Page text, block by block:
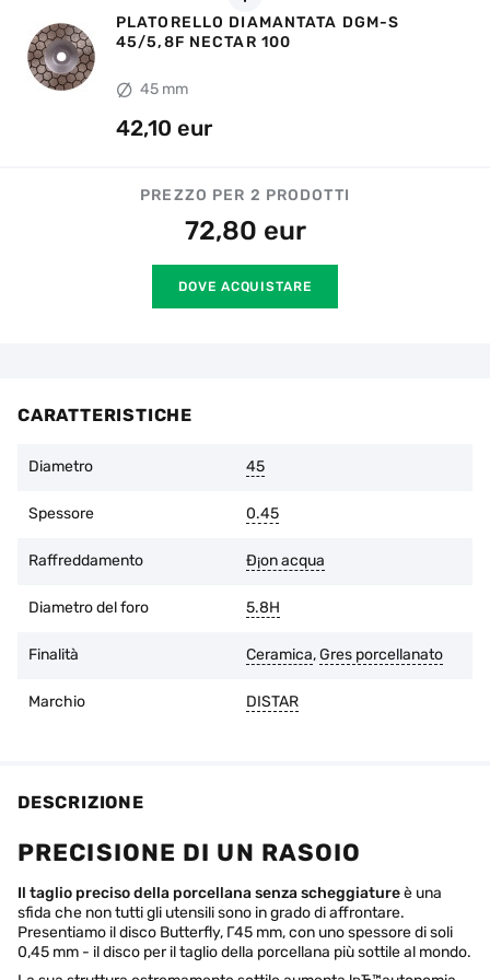
PLATORELLO DIAMANTATA DGM-S
45/5,8F NECTAR 100
45 mm
42,10 eur
PREZZO PER 2 PRODOTTI
72,80 eur
DOVE ACQUISTARE
CARATTERISTICHE
Diametro 45
Spessore 0.45
Raffreddamento Ð¡on acqua
Diametro del foro 5.8H
Finalità Ceramica,Gres porcellanato
Marchio DISTAR
DESCRIZIONE
PRECISIONE DI UN RASOIO
Il taglio preciso della porcellana senza scheggiatureè una
sfida che non tutti gli utensili sono in grado di affrontare.
Presentiamo il disco Butterfly, Г45 mm, con uno spessore di soli
0,45 mm - il disco per il taglio della porcellana più sottile al mondo.